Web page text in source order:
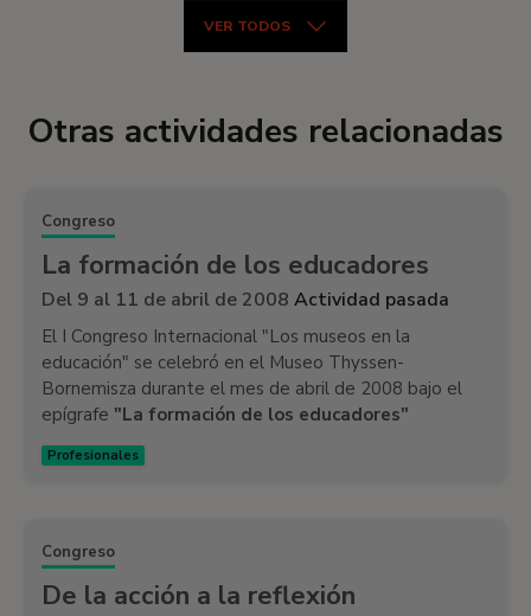
VER TODOS
Otras actividades relacionadas
Congreso
La formación de los educadores
Del 9 al 11 de abril de 2008 Actividad pasada
El I Congreso Internacional "Los museos en la
educación" se celebró en el Museo Thyssen-
Bornemisza durante el mes de abril de 2008 bajo el
epígrafe "La formación de los educadores"
Profesionales
Congreso
De la acción a la reflexión